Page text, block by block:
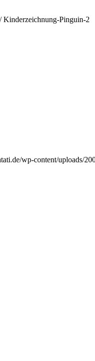
/ Kinderzeichnung-Pinguin-2
wp-content/uploads/